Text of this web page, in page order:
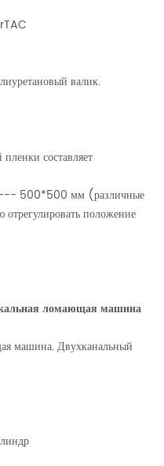
валик.
составляет
--- 500*500 мм (различные
отрегулировать положение
ломающая машина
машина. Двухканальный